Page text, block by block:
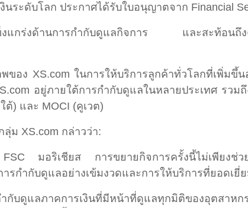
ระดับโลก ประกาศได้รับใบอนุญาตจาก Financial
ข็งแกร่งด้านการกำกับดูแลกิจการ และสะท้อนถึ
ของ XS.com ในการให้บริการลูกค้าทั่วโลกที่เพิ่มขึ้
อยู่ภายใต้การกำกับดูแลในหลายประเทศ รวม
ต้) และ MOCI (คูเวต)
ลุ่ม XS.com กล่าวว่า:
มอริเชียส การขยายกิจการครั้งนี้ไม่เพียงช่
รกำกับดูแลอย่างเข้มงวดและการให้บริการที่ยอดเยี่ย
กับดูแลภาคการเงินที่มีหน้าที่ดูแลทุกมิติของอุตสาหก